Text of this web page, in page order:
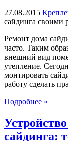
27.08.2015
сайдинга своими
Ремонт дома
часто. Таким
внешний вид
утепление.
монтировать
работу сделать
Подробнее »
сайдинга: